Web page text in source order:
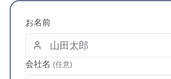
お名前
会社名 (任意)